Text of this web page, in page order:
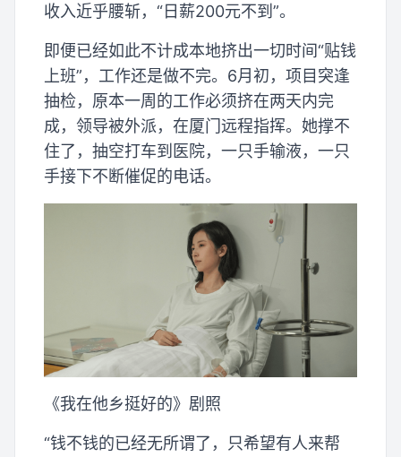
收入近乎腰斩，“日薪200元不到”。
即便已经如此不计成本地挤出一切时间“贴钱
上班”，工作还是做不完。6月初，项目突逢
抽检，原本一周的工作必须挤在两天内完
成，领导被外派，在厦门远程指挥。她撑不
住了，抽空打车到医院，一只手输液，一只
手接下不断催促的电话。
《我在他乡挺好的》剧照
“钱不钱的已经无所谓了，只希望有人来帮